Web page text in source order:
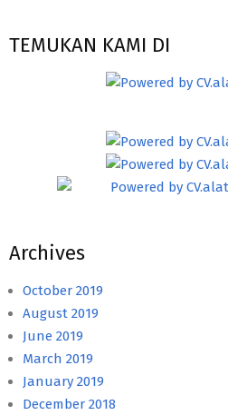
TEMUKAN KAMI DI
Archives
October 2019
August 2019
June 2019
March 2019
January 2019
December 2018